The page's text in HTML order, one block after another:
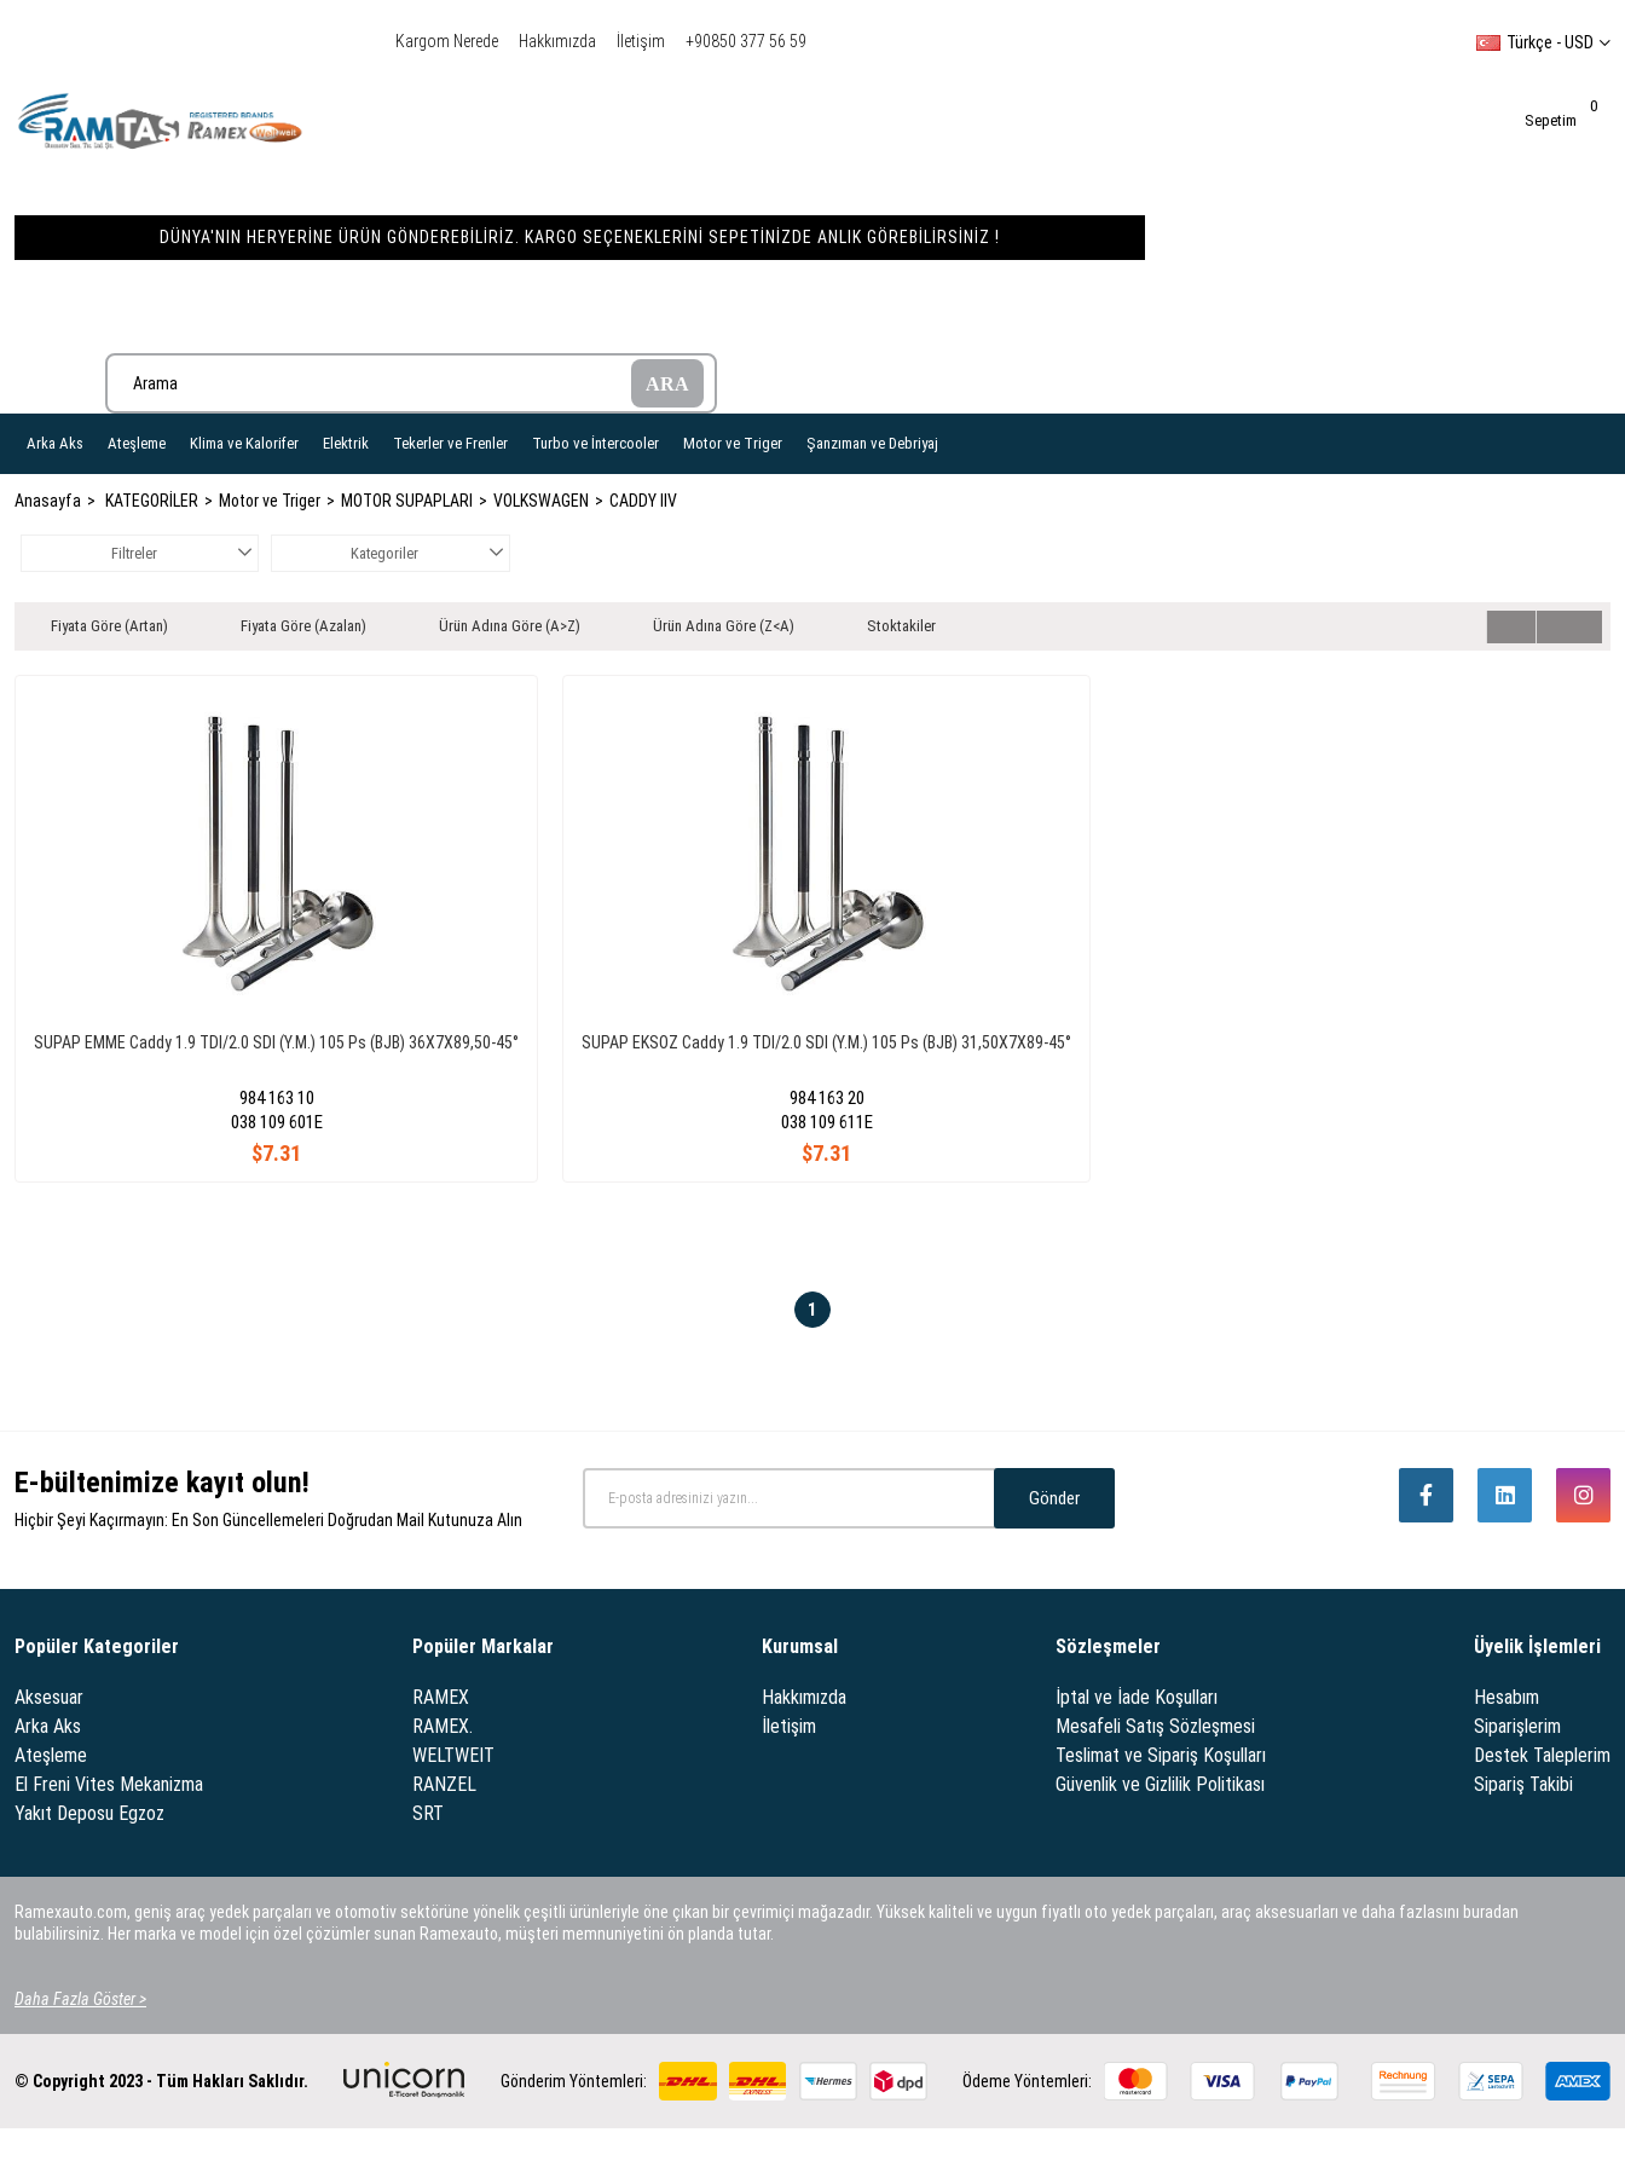
Kargom Nerede Hakkımızda İletişim +90850 377 56 59
DÜNYA'NIN HERYERINE ÜRÜN GÖNDEREBILIRIZ. KARGO SEÇENEKLERINI SEPETINIZDE ANLIK GÖREBILIRSINIZ !
Türkçe - USD
Sepetim
0
Arka Aks Ateşleme Klima ve Kalorifer Elektrik Tekerler ve Frenler Turbo ve İntercooler Motor ve Triger Şanzıman ve Debriyaj
Anasayfa KATEGORİLER Motor ve Triger MOTOR SUPAPLARI VOLKSWAGEN CADDY IIV
Filtreler Kategoriler
Fiyata Göre (Artan) Fiyata Göre (Azalan) Ürün Adına Göre (A>Z) Ürün Adına Göre (Z<A) Stoktakiler
SUPAP EMME Caddy 1.9 TDI/2.0 SDI (Y.M.) 105 Ps (BJB) 36X7X89,50-45°
984 163 10
$7.31
038 109 601E
SUPAP EKSOZ Caddy 1.9 TDI/2.0 SDI (Y.M.) 105 Ps (BJB) 31,50X7X89-45°
984 163 20
$7.31
038 109 611E
1
E-bültenimize kayıt olun!
Hiçbir Şeyi Kaçırmayın: En Son Güncellemeleri Doğrudan Mail Kutunuza Alın
Gönder
Popüler Kategoriler
Aksesuar
Arka Aks
Ateşleme
El Freni Vites Mekanizma
Yakıt Deposu Egzoz
Popüler Markalar
RAMEX
RAMEX.
WELTWEIT
RANZEL
SRT
Kurumsal
Hakkımızda
İletişim
Sözleşmeler
İptal ve İade Koşulları
Mesafeli Satış Sözleşmesi
Teslimat ve Sipariş Koşulları
Güvenlik ve Gizlilik Politikası
Üyelik İşlemleri
Hesabım
Siparişlerim
Destek Taleplerim
Sipariş Takibi
Ramexauto.com, geniş araç yedek parçaları ve otomotiv sektörüne yönelik çeşitli ürünleriyle öne çıkan bir çevrimiçi mağazadır. Yüksek kaliteli ve uygun fiyatlı oto yedek parçaları, araç aksesuarları ve daha fazlasını buradan
bulabilirsiniz. Her marka ve model için özel çözümler sunan Ramexauto, müşteri memnuniyetini ön planda tutar.
Daha Fazla Göster >
© Copyright 2023 - Tüm Hakları Saklıdır. Gönderim Yöntemleri: Ödeme Yöntemleri: